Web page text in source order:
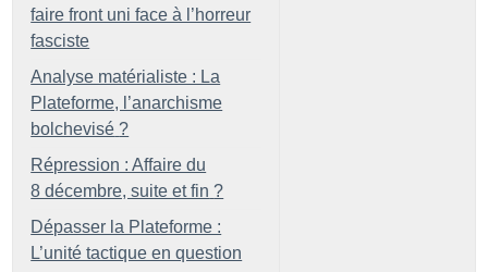
faire front uni face à l’horreur
fasciste
Analyse matérialiste : La
Plateforme, l’anarchisme
bolchevisé ?
Répression : Affaire du
8 décembre, suite et fin ?
Dépasser la Plateforme :
L’unité tactique en question